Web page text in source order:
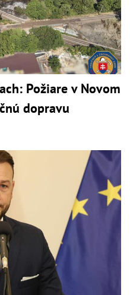
Požiare v Novom
dopravu